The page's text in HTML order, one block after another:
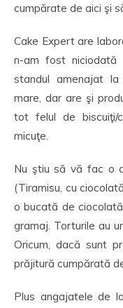
cumpărate de aici şi
Cake Expert are
n-am fost niciodată
standul amenajat
mare, dar are şi
tot felul de biscuiţi/
micuţe.
Nu ştiu să vă fac o
(Tiramisu, cu
o bucată de
gramaj. Torturile au
Oricum, dacă sunt
prăjitură cumpărată
Plus angajatele de